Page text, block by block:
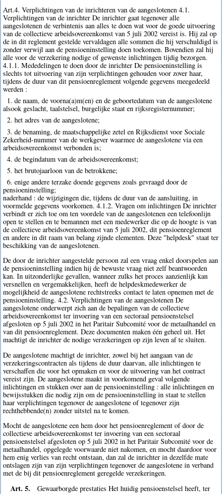
Art.4. Verplichtingen van de inrichteren van de aangeslotenen 4.1.
Verplichtingen van de inrichter De inrichter gaat tegenover alle
aangeslotenen de verbintenis aan alles te doen wat voor de goede uitvoering
van de collectieve arbeidsovereenkomst van 5 juli 2002 vereist is. Hij zal op
de in dit reglement gestelde vervaldagen alle sommen die hij verschuldigd is
zonder verwijl aan de pensioeninstelling doen toekomen. Bovendien zal hij
alle voor de verzekering nodige of gewenste inlichtingen tijdig bezorgen.
4.1.1. Mededelingen te doen door de inrichter De pensioeninstelling is
slechts tot uitvoering van zijn verplichtingen gehouden voor zover haar,
tijdens de duur van dit pensioenreglement volgende gegevens meegedeeld
werden :
1. de naam, de voorna(a)m(en) en de geboortedatum van de aangeslotene
alsook geslacht, taalstelsel, burgelijke staat en rijksregisternummer;
2. het adres van de aangeslotene;
3. de benaming, de maatschappelijke zetel en Rijksdienst voor Sociale
Zekerheid-nummer van de werkgever waarmee de aangeslotene via een
arbeidsovereenkomst verbonden is;
4. de begindatum van de arbeidsovereenkomst;
5. het brutojaarloon van de betrokkene;
6. enige andere terzake doende gegevens zoals gevraagd door de
pensioeninstelling;
naderhand : de wijzigingen die, tijdens de duur van de aansluiting, in
voormelde gegevens voorkomen. 4.1.2. Vragen om inlichtingen De inrichter
verbindt er zich toe om ten voordele van de aangeslotenen een telefoonlijn
open te stellen en te bemannen met een medewerker die op de hoogte is van
de collectieve arbeidsovereenkomst van 5 juli 2002, dit pensioenreglement
en andere in dit raam van belang zijnde elementen. Deze "helpdesk" staat ter
beschikking van de aangeslotenen.
De door de inrichter aangestelde persoon zal een vraag enkel doorspelen aan
de pensioeninstelling indien hij de bewuste vraag niet zelf beantwoorden
kan. In uitzonderlijke gevallen, wanneer zulks het proces aanzienlijk kan
versnellen en vergemakkelijken, heeft de helpdeskmedewerker de
mogelijkheid de aangeslotene rechtstreeks contact te laten opnemen met de
pensioeninstelling. 4.2. Verplichtingen van de aangeslotenen De
aangeslotene onderwerpt zich aan de bepalingen van de collectieve
arbeidsovereenkomst ter invoering van een sectoraal pensioenstelsel
afgesloten op 5 juli 2002 in het Paritair Subcomité voor de metaalhandel en
van dit pensioenreglement. Deze documenten maken één geheel uit. Het
machtigt de inrichter de nodige verzekeringen op zijn leven af te sluiten.
De aangeslotene machtigt de inrichter, zowel bij het aangaan van de
verzekeringscontracten als tijdens de duur daarvan, alle inlichtingen te
verschaffen die voor het opmaken en voor de uitvoering van het contract
vereist zijn. De aangeslotene maakt in voorkomend geval volgende
inlichtingen en stukken over aan de pensioeninstelling : alle inlichtingen en
bewijsstukken die nodig zijn om de pensioeninstelling in staat te stellen
haar verplichtingen tegenover de aangeslotene of tegenover zijn
rechthebbende(n) zonder uitstel na te komen.
Mocht de aangeslotene een hem door het pensioenreglement of door de
collectieve arbeidsovereenkomst ter invoering van een sectoraal
pensioenstelsel afgesloten op 5 juli 2002 in het Paritair Subcomité voor de
metaalhandel, opgelegde voorwaarde niet nakomen, en mocht daardoor voor
hem enig verlies van recht ontstaan, dan zal de inrichter in dezelfde mate
ontslagen zijn van zijn verplichtingen tegenover de aangeslotene in verband
met de bij dit pensioenreglement geregelde verzekeringen.
Art. 5.
Gewaarborgde prestaties Het huidig pensioenstelsel heeft, ter